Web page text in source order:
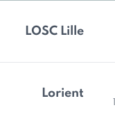
LOSC Lille
Lorient